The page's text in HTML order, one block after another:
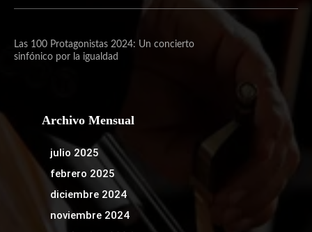
Las 100 Protagonistas 2024: Un concierto
sinfónico por la igualdad
Archivo Mensual
julio 2025
febrero 2025
diciembre 2024
noviembre 2024